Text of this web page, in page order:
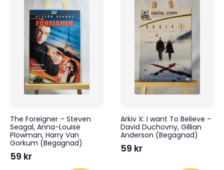
The Foreigner – Steven
Seagal, Anna-Louise
Plowman, Harry Van
Gorkum (Begagnad)
59 kr
Arkiv X: I want To Believe –
David Duchovny, Gillian
Anderson (Begagnad)
59 kr